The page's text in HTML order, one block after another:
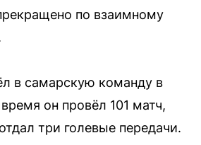
по взаимному
в самарскую команду в
он провёл 101 матч,
три голевые передачи.